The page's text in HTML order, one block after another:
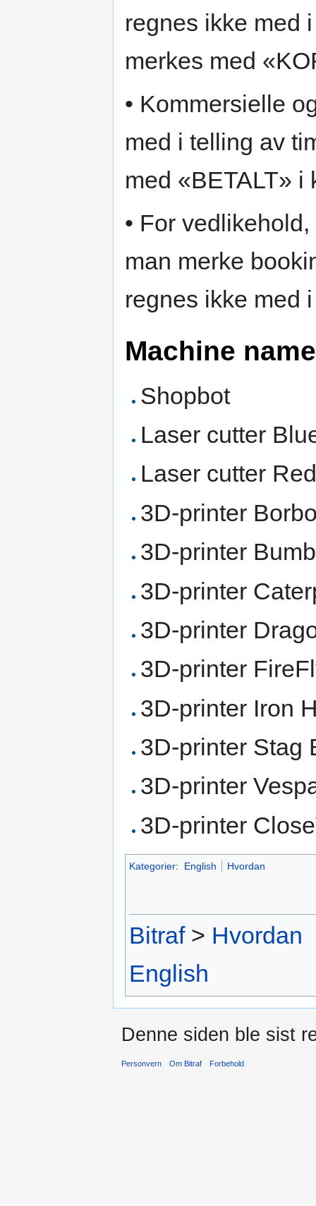
regnes ikke med
merkes med
• Kommersielle
med i telling av
med «BETALT» i
• For
man merke
regnes ikke med
Machine
Shopbot
Laser cutter
Laser cutter
3D-printer
3D-printer
3D-printer
3D-printer
3D-printer
3D-printer Iron
3D-printer Stag
3D-printer
3D-printer
Kategorier: English Hvordan
Bitraf> Hvordan
English
Denne siden ble sist
Personvern Om Bitraf Forbehold